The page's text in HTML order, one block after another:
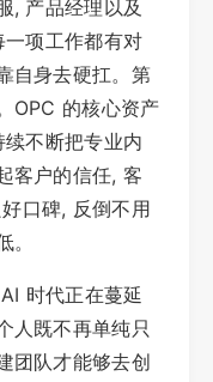
, 产品经理以及
项工作都有对
自身去硬扛。第
OPC 的核心资产
不断把专业内
客户的信任, 客
口碑, 反倒不用
时代正在蔓延
人既不再单纯只
团队才能够去创